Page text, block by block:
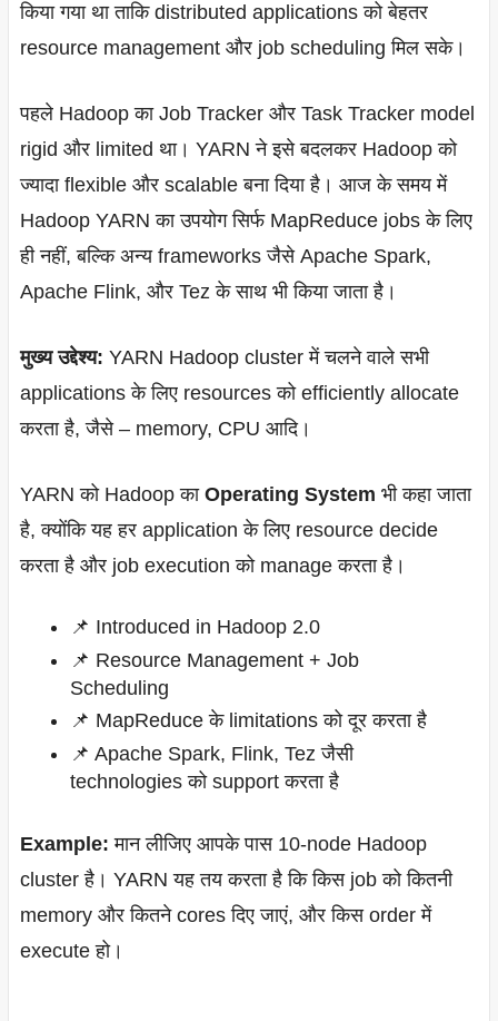
किया गया था ताकि distributed applications को बेहतर
resource management और job scheduling मिल सके।
पहले Hadoop का Job Tracker और Task Tracker model
rigid और limited था। YARN ने इसे बदलकर Hadoop को
ज्यादा flexible और scalable बना दिया है। आज के समय में
Hadoop YARN का उपयोग सिर्फ MapReduce jobs के लिए
ही नहीं, बल्कि अन्य frameworks जैसे Apache Spark,
Apache Flink, और Tez के साथ भी किया जाता है।
मुख्य उद्देश्य: YARN Hadoop cluster में चलने वाले सभी
applications के लिए resources को efficiently allocate
करता है, जैसे – memory, CPU आदि।
YARN को Hadoop का Operating System भी कहा जाता
है, क्योंकि यह हर application के लिए resource decide
करता है और job execution को manage करता है।
📌 Introduced in Hadoop 2.0
📌 Resource Management + Job
Scheduling
📌 MapReduce के limitations को दूर करता है
📌 Apache Spark, Flink, Tez जैसी
technologies को support करता है
Example: मान लीजिए आपके पास 10-node Hadoop
cluster है। YARN यह तय करता है कि किस job को कितनी
memory और कितने cores दिए जाएं, और किस order में
execute हो।